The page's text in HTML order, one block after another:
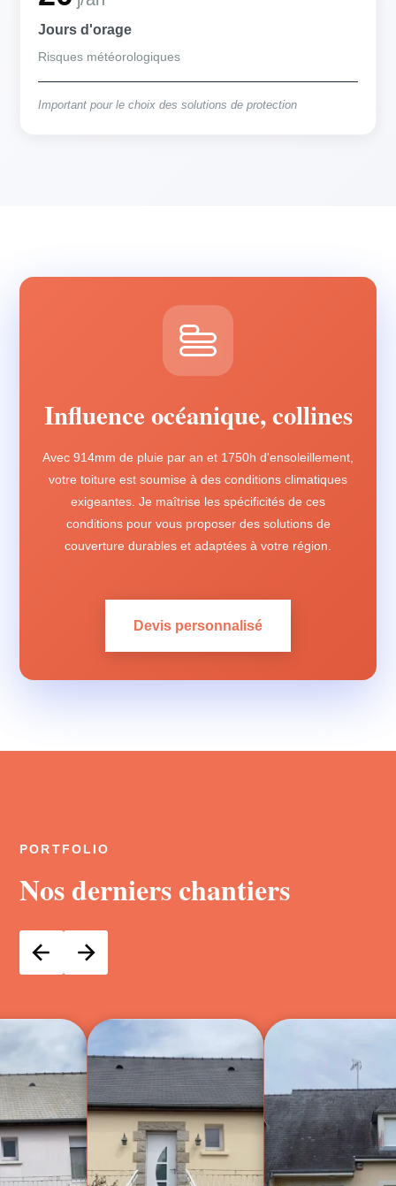
Jours d'orage
Risques météorologiques
Important pour le choix des solutions de protection
Influence océanique, collines
Avec 914mm de pluie par an et 1750h d'ensoleillement,
votre toiture est soumise à des conditions climatiques
exigeantes. Je maîtrise les spécificités de ces
conditions pour vous proposer des solutions de
couverture durables et adaptées à votre région.
Devis personnalisé
PORTFOLIO
Nos derniers chantiers